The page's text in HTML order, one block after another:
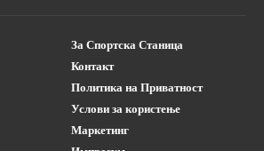
За Спортска Станица
Контакт
Политика на Приватност
Услови за користење
Маркетинг